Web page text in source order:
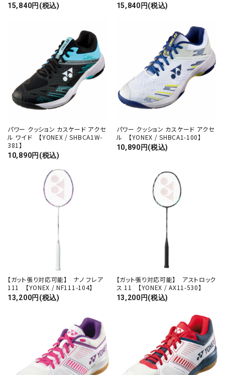
15,840円(税込) 15,840円(税込)
パワー クッション カスケード アクセ
ル ワイド 【YONEX / SHBCA1W-
381】
10,890円(税込)
パワー クッション カスケード アクセ
ル 【YONEX / SHBCA1-100】
10,890円(税込)
【ガット張り対応可能】 ナノ フレア
111 【YONEX / NF111-104】
13,200円(税込)
【ガット張り対応可能】 アストロック
ス 11 【YONEX / AX11-530】
13,200円(税込)